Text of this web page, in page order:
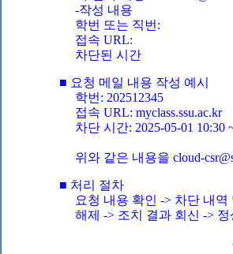
-작성 내용
학번 또는 직번:
접속 URL:
차단된 시간
■ 요청 메일 내용 작성 예시
학번: 202512345
접속 URL: myclass.ssu.ac.kr
차단 시간: 2025-05-01 10:30
위와 같은 내용을 cloud-
■ 처리 절차
요청 내용 확인 -> 차단 내
해제 -> 조치 결과 회신 ->